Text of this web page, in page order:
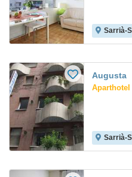
Sarrià-
Augusta
Aparthotel
Sarrià-